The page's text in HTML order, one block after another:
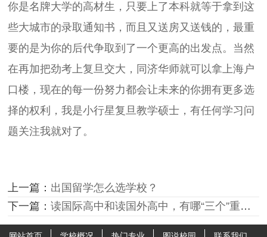
你是名牌大学的高材生，只要上了本科就等于拿到这
些大城市的录取通知书，而且又送房又送钱的，最重
要的是为你的后代争取到了一个更高的出发点。当然
在再加把劲考上复旦交大，同济华师就可以拿上海户
口楼，现在的每一份努力都会让未来的你拥有更多选
择的权利，我是小行星复旦教学硕士，有任何学习问
题关注我就对了。
上一篇： 出国留学怎么选学校？
下一篇：读国际高中和读国外高中，有哪“三个”重要区别？